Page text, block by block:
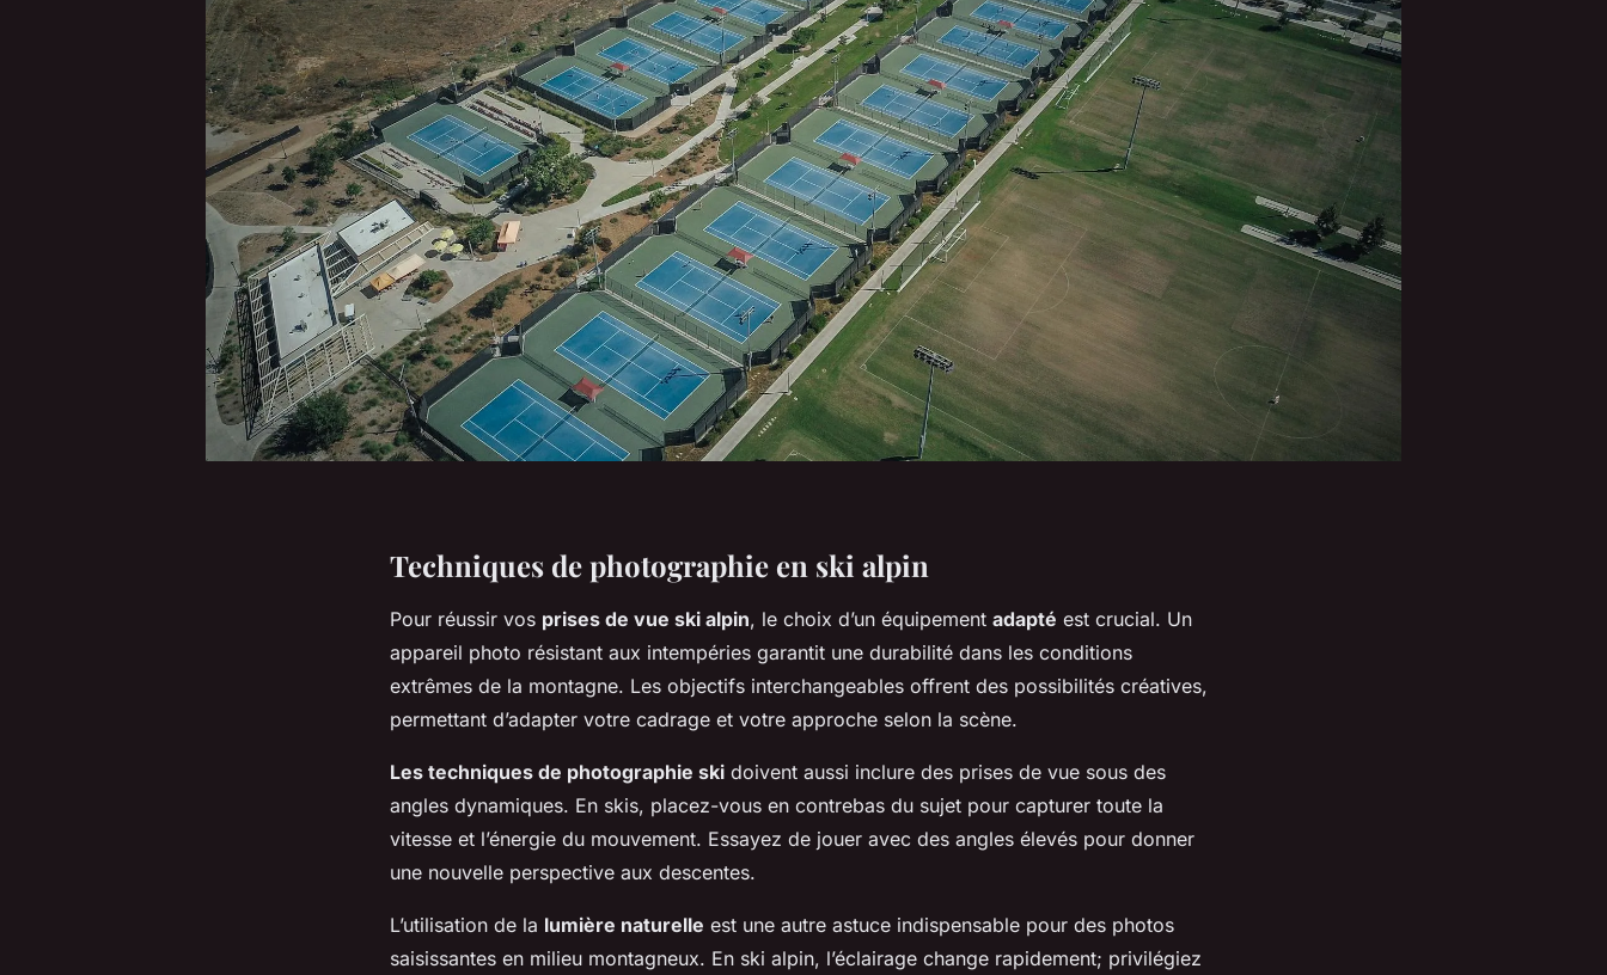
Techniques de photographie en ski alpin
Pour réussir vos prises de vue ski alpin, le choix d’un équipement adapté est crucial. Un
appareil photo résistant aux intempéries garantit une durabilité dans les conditions
extrêmes de la montagne. Les objectifs interchangeables offrent des possibilités créatives,
permettant d’adapter votre cadrage et votre approche selon la scène.
Les techniques de photographie ski doivent aussi inclure des prises de vue sous des
angles dynamiques. En skis, placez-vous en contrebas du sujet pour capturer toute la
vitesse et l’énergie du mouvement. Essayez de jouer avec des angles élevés pour donner
une nouvelle perspective aux descentes.
L’utilisation de la lumière naturelle est une autre astuce indispensable pour des photos
saisissantes en milieu montagneux. En ski alpin, l’éclairage change rapidement; privilégiez